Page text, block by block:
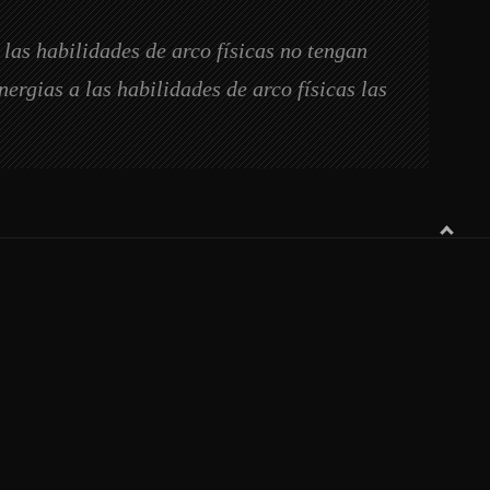
habilidades de arco físicas no tengan
a las habilidades de arco físicas las